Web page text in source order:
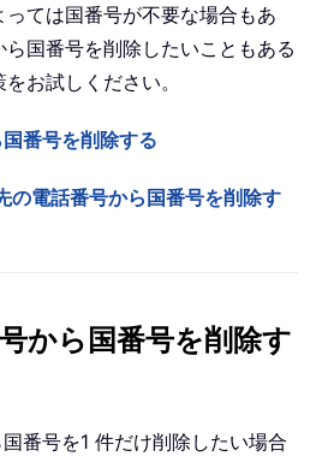
ては国番号が不要な場合もあ
国番号を削除したいこともある
お試しください。
番号を削除する
の電話番号から国番号を削除す
から国番号を削除す
番号を1 件だけ削除したい場合